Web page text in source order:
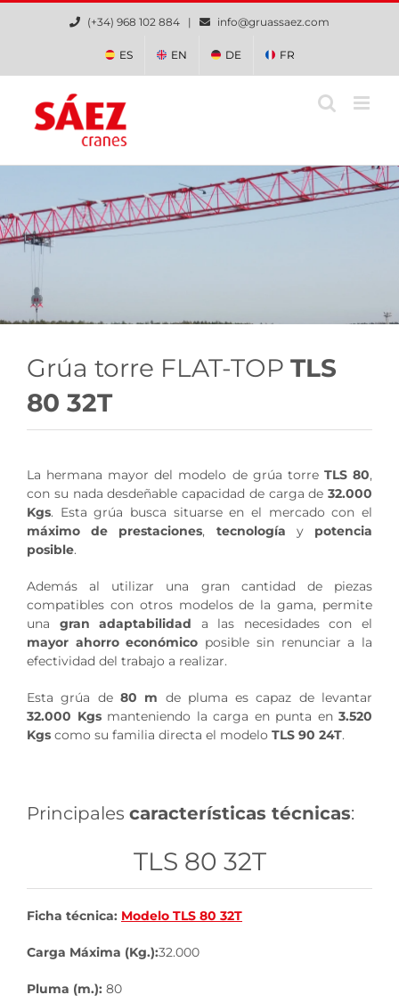
Saltar
(+34) 968 102 884 | info@gruassaez.com
ES EN DE FR
Grúa torre FLAT-TOP TLS
80 32T
La hermana mayor del modelo de grúa torre TLS 80,
con su nada desdeñable capacidad de carga de 32.000
Kgs. Esta grúa busca situarse en el mercado con el
máximo de prestaciones, tecnología y potencia
posible.
Además al utilizar una gran cantidad de piezas
compatibles con otros modelos de la gama, permite
una gran adaptabilidad a las necesidades con el
mayor ahorro económico posible sin renunciar a la
efectividad del trabajo a realizar.
Esta grúa de 80 m de pluma es capaz de levantar
32.000 Kgsmanteniendo la carga en punta en 3.520
Kgs como su familia directa el modelo TLS 90 24T.
Principales características técnicas:
TLS 80 32T
Ficha técnica: Modelo TLS 80 32T
Carga Máxima (Kg.):32.000
Pluma (m.): 80